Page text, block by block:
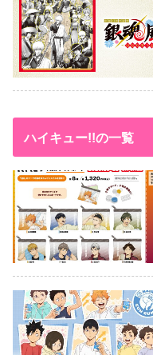
ハイキュー!!の一覧